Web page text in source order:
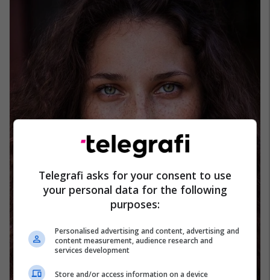
Telegrafi asks for your consent to use
your personal data for the following
purposes:
Personalised advertising and content, advertising and
content measurement, audience research and
services development
Store and/or access information on a device